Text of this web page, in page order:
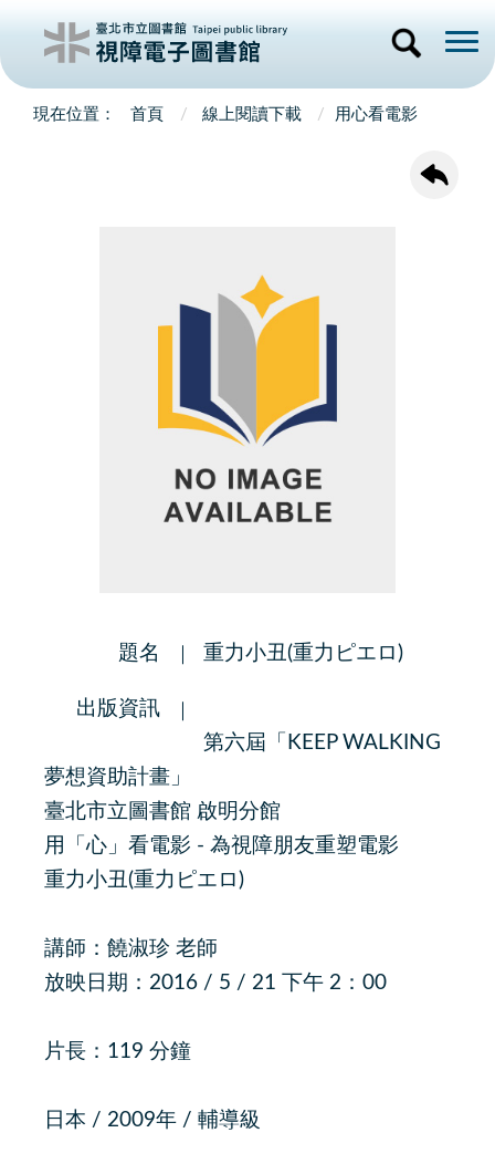
首頁 線上閱讀下載 用心看電影
題名 重力小丑(重力ピエロ)
出版資訊
第六屆「KEEP WALKING
夢想資助計畫」
臺北市立圖書館 啟明分館
用「心」看電影 - 為視障朋友重塑電影
重力小丑(重力ピエロ)
講師：饒淑珍 老師
放映日期：2016 / 5 / 21 下午 2：00
片長：119 分鐘
日本 / 2009年 / 輔導級